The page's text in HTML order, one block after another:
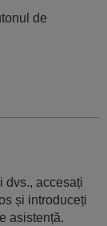
de
dvs., accesați
și introduceți
asistență.